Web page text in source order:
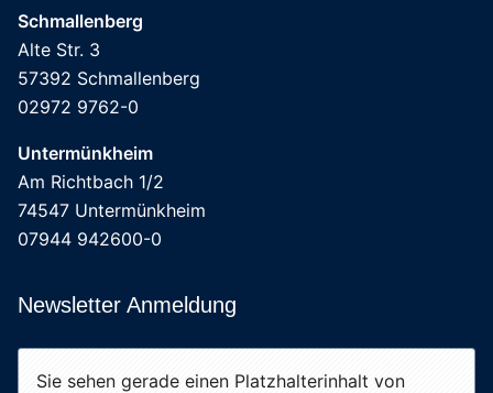
Schmallenberg
Alte Str. 3
57392 Schmallenberg
02972 9762-0
Untermünkheim
Am Richtbach 1/2
74547 Untermünkheim
07944 942600-0
Newsletter Anmeldung
Sie sehen gerade einen Platzhalterinhalt von